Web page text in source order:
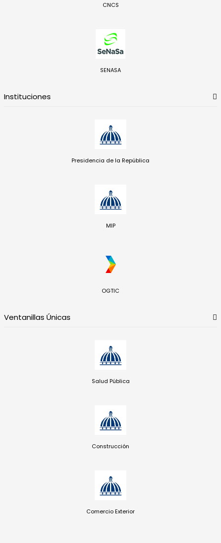
CNCS
SENASA
Instituciones
Presidencia de la República
MIP
OGTIC
Ventanillas Únicas
Salud Pública
Construcción
Comercio Exterior